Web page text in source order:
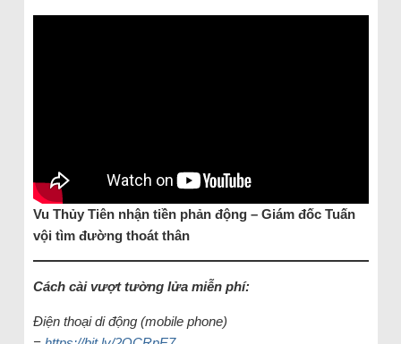
Vu Thủy Tiên nhận tiền phản động – Giám đốc Tuấn
vội tìm đường thoát thân
Cách cài vượt tường lửa miễn phí:
Điện thoại di động (mobile phone)